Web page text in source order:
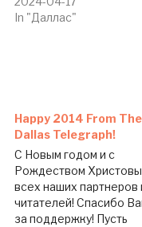
In "Даллас"
Happy 2014 From The
Dallas Telegraph!
С Новым годом и с
Рождеством
всех наших партнеров
читателей! Спасибо
за поддержку! Пусть